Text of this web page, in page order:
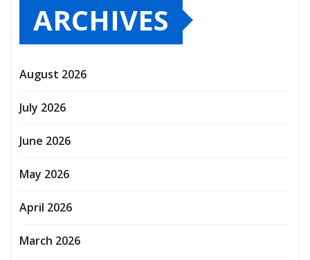
ARCHIVES
August 2026
July 2026
June 2026
May 2026
April 2026
March 2026